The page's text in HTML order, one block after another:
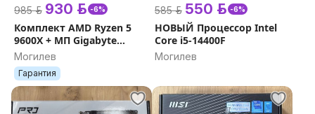
985 р. 930 р. -6%
Комплект AMD Ryzen 5
9600X + МП Gigabyte
B650M K
Могилев
Гарантия
585 р. 550 р. -6%
НОВЫЙ Процессор Intel
Core i5-14400F
Могилев